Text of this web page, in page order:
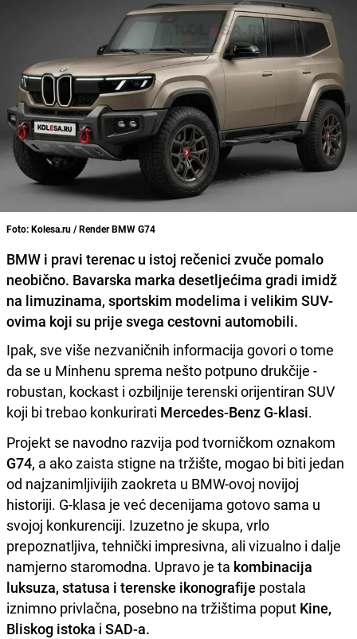
Foto: Kolesa.ru / Render BMW G74
BMW i pravi terenac u istoj rečenici zvuče pomalo
neobično. Bavarska marka desetljećima gradi imidž
na limuzinama, sportskim modelima i velikim SUV-
ovima koji su prije svega cestovni automobili.
Ipak, sve više nezvaničnih informacija govori o tome
da se u Minhenu sprema nešto potpuno drukčije -
robustan, kockast i ozbiljnije terenski orijentiran SUV
koji bi trebao konkurirati Mercedes-Benz G-klasi.
Projekt se navodno razvija pod tvorničkom oznakom
G74, a ako zaista stigne na tržište, mogao bi biti jedan
od najzanimljivijih zaokreta u BMW-ovoj novijoj
historiji. G-klasa je već decenijama gotovo sama u
svojoj konkurenciji. Izuzetno je skupa, vrlo
prepoznatljiva, tehnički impresivna, ali vizualno i dalje
namjerno staromodna. Upravo je ta kombinacija
luksuza, statusa i terenske ikonografije postala
iznimno privlačna, posebno na tržištima poput Kine,
Bliskog istoka i SAD-a.